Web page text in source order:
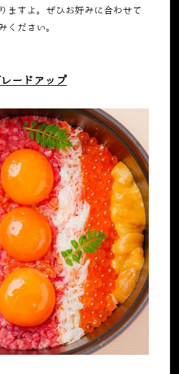
ますよ。ぜひお好みに合わせて
ください。
ードアップ